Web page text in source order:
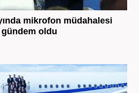
mikrofon müdahalesi
oldu